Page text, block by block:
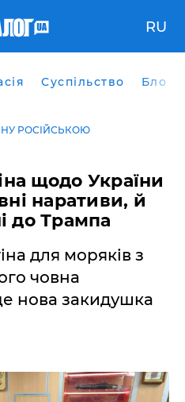
RU
Суспільство Блоги
РОСІЙСЬКОЮ
щодо України
наративи, й
до Трампа
для моряків з
човна
нова закидушка